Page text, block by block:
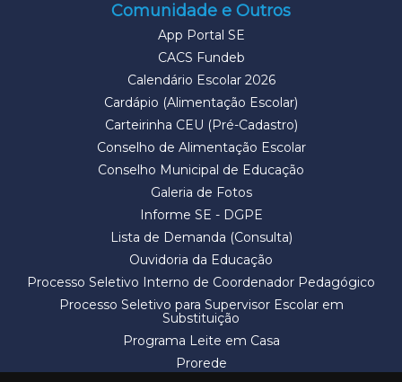
Comunidade e Outros
App Portal SE
CACS Fundeb
Calendário Escolar 2026
Cardápio (Alimentação Escolar)
Carteirinha CEU (Pré-Cadastro)
Conselho de Alimentação Escolar
Conselho Municipal de Educação
Galeria de Fotos
Informe SE - DGPE
Lista de Demanda (Consulta)
Ouvidoria da Educação
Processo Seletivo Interno de Coordenador Pedagógico
Processo Seletivo para Supervisor Escolar em
Substituição
Programa Leite em Casa
Prorede